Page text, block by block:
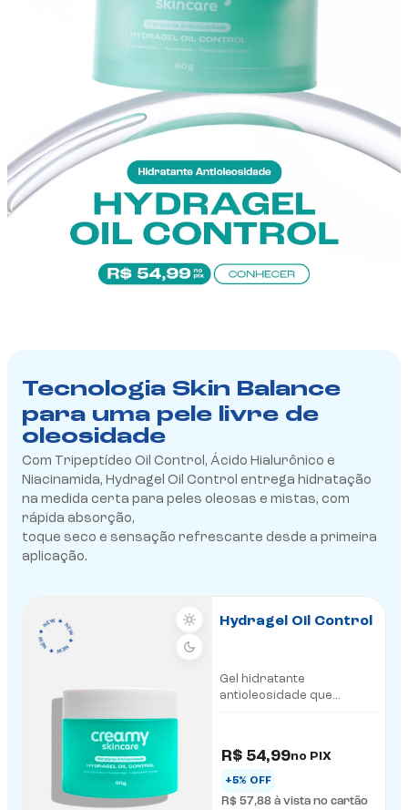
Tecnologia Skin Balance
para uma pele livre de
oleosidade
Com Tripeptídeo Oil Control, Ácido Hialurônico e
Niacinamida, Hydragel Oil Control entrega hidratação
na medida certa para peles oleosas e mistas, com
rápida absorção,
toque seco e sensação refrescante desde a primeira
aplicação.
Hydragel Oil Control
Gel hidratante
antioleosidade que
R$ 54,99no PIX
+5% OFF
R$ 57,88 à vista no cartão